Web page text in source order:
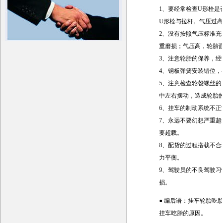
1、要经常检查U形栓
U形栓与拉杆。气压过
2、没有按照气压标准
重磨损；气压高，轮胎
3、注意轮胎的保养，
4、钢板弹簧安装错位
5、注意检查轮毂螺丝
中左右摆动，造成轮胎
6、挂车的制动系统不
7、永远不要幻想严重
要超载。
8、配货的过程搭载不
力平衡。
9、驾驶员的不良驾驶
损。
● 编后语：挂车轮胎吃
挂车吃胎的原因。